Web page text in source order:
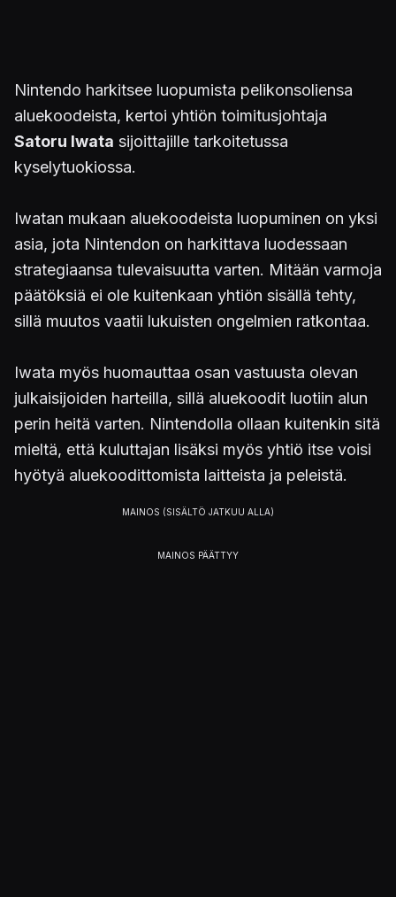
Nintendo harkitsee luopumista pelikonsoliensa
aluekoodeista, kertoi yhtiön toimitusjohtaja
Satoru Iwata sijoittajille tarkoitetussa
kyselytuokiossa.
Iwatan mukaan aluekoodeista luopuminen on yksi
asia, jota Nintendon on harkittava luodessaan
strategiaansa tulevaisuutta varten. Mitään varmoja
päätöksiä ei ole kuitenkaan yhtiön sisällä tehty,
sillä muutos vaatii lukuisten ongelmien ratkontaa.
Iwata myös huomauttaa osan vastuusta olevan
julkaisijoiden harteilla, sillä aluekoodit luotiin alun
perin heitä varten. Nintendolla ollaan kuitenkin sitä
mieltä, että kuluttajan lisäksi myös yhtiö itse voisi
hyötyä aluekoodittomista laitteista ja peleistä.